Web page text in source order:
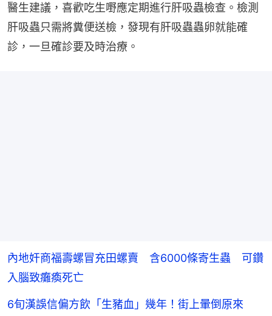
醫生建議，喜歡吃生嘢應定期進行肝吸蟲檢查。檢測
肝吸蟲只需將糞便送檢，發現有肝吸蟲蟲卵就能確
診，一旦確診要及時治療。
內地奸商福壽螺冒充田螺賣 含6000條寄生蟲 可鑽
入腦致癱瘓死亡
6旬漢誤信偏方飲「生豬血」幾年！街上暈倒原來